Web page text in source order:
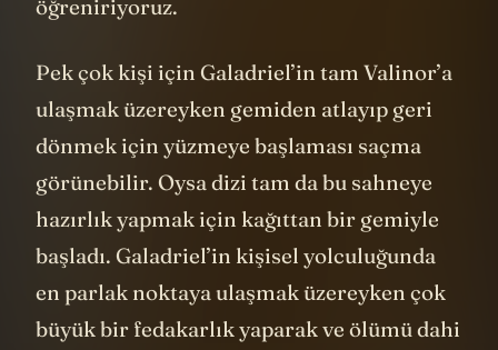
Pek çok kişi için Galadriel’in tam Valinor’a
ulaşmak üzereyken gemiden atlayıp geri
dönmek için yüzmeye başlaması saçma
görünebilir. Oysa dizi tam da bu sahneye
hazırlık yapmak için kağıttan bir gemiyle
başladı. Galadriel’in kişisel yolculuğunda
en parlak noktaya ulaşmak üzereyken çok